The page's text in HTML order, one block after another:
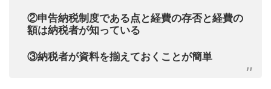
②申告納税制度である点と経費の存否と経費の
額は納税者が知っている
③納税者が資料を揃えておくことが簡単